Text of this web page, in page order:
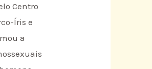
Centro
Íris e
a